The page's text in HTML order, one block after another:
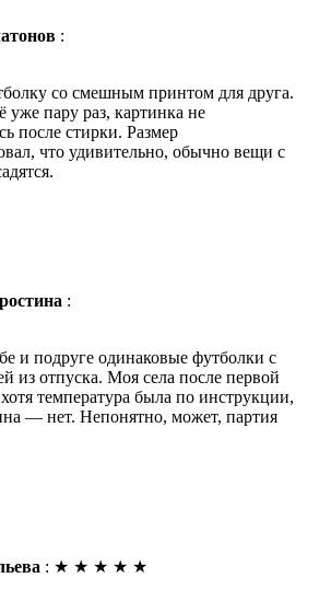
:
со смешным принтом для друга.
уже пару раз, картинка не
после стирки. Размер
что удивительно, обычно вещи с
:
и подруге одинаковые футболки с
из отпуска. Моя села после первой
температура была по инструкции,
— нет. Непонятно, может, партия
: ★ ★ ★ ★ ★